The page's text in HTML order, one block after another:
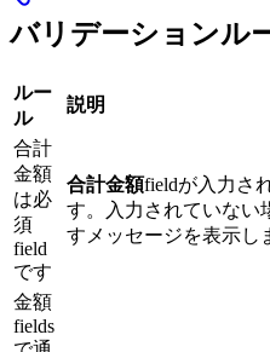
バリデーションル
ルー
ル
説明
合計
金額
は必
須
field
です
合計金額fieldが入力さ
す。入力されていない
すメッセージを表示し
金額
fields